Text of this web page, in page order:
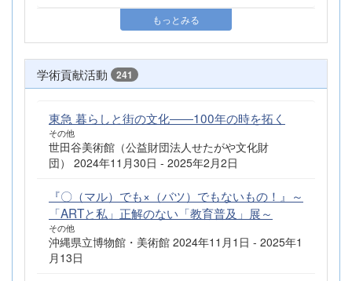
もっとみる
学術貢献活動 241
東急 暮らしと街の文化――100年の時を拓く
その他
世田谷美術館（公益財団法人せたがや文化財
団） 2024年11月30日 - 2025年2月2日
『〇（マル）でも×（バツ）でもないもの！』～
「ARTと私」正解のない「教育普及」展～
その他
沖縄県立博物館・美術館 2024年11月1日 - 2025年1
月13日